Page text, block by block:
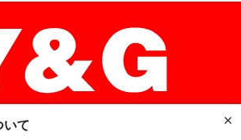
いて ×